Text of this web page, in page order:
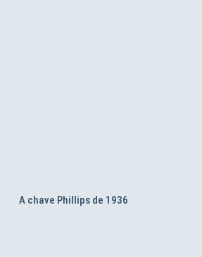
A chave Phillips de 1936